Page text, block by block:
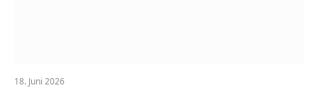
18. Juni 2026